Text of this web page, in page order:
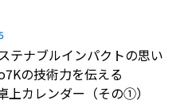
テナブルインパクトの思い
の技術力を伝える
上カレンダー（その①）